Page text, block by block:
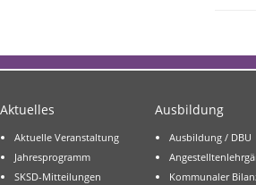
Aktuelles
Aktuelle Veranstaltung
Jahresprogramm
SKSD-Mitteilungen
Ausbildung
Ausbildung / DBU
Kommunaler